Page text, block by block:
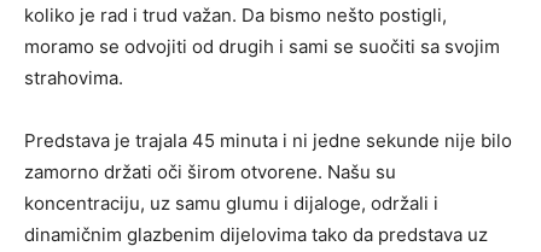
koliko je rad i trud važan. Da bismo nešto postigli,
moramo se odvojiti od drugih i sami se suočiti sa svojim
strahovima.
Predstava je trajala 45 minuta i ni jedne sekunde nije bilo
zamorno držati oči širom otvorene. Našu su
koncentraciju, uz samu glumu i dijaloge, održali i
dinamičnim glazbenim dijelovima tako da predstava uz